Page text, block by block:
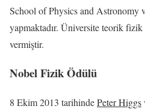
School of Physics and Astronomy
yapmaktadır. Üniversite teorik fizik
vermiştir.
Nobel Fizik Ödülü
8 Ekim 2013 tarihindePeter Higgs